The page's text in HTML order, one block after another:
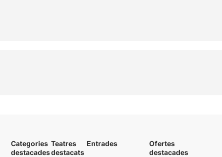
Categories
destacades
Teatres
destacats
Entrades
Ofertes
destacades